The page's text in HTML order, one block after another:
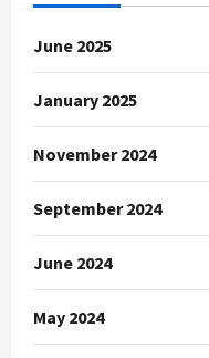
June 2025
January 2025
November 2024
September 2024
June 2024
May 2024